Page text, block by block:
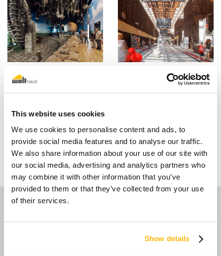
This website uses cookies
We use cookies to personalise content and ads, to
provide social media features and to analyse our traffic.
We also share information about your use of our site with
our social media, advertising and analytics partners who
may combine it with other information that you’ve
provided to them or that they’ve collected from your use
of their services.
Show details